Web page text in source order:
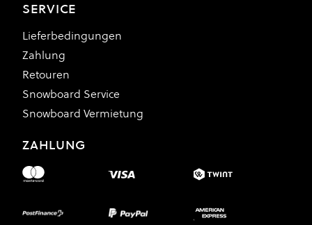
SERVICE
Lieferbedingungen
Zahlung
Retouren
Snowboard Service
Snowboard Vermietung
ZAHLUNG